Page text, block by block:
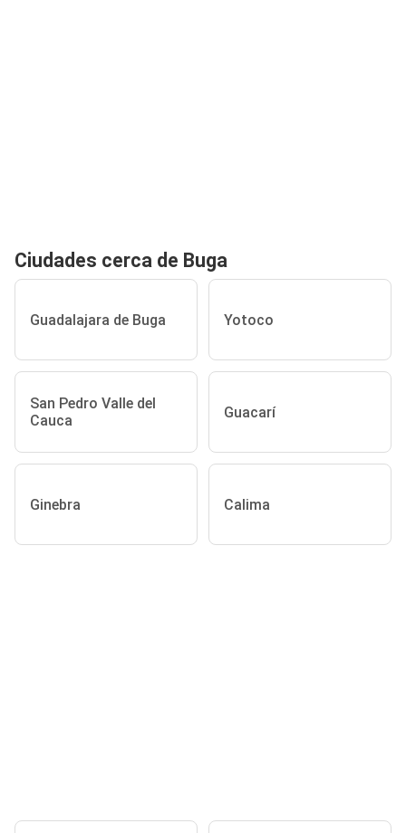
Ciudades cerca de Buga
Guadalajara de Buga Yotoco
San Pedro Valle del
Cauca
Guacarí
Ginebra Calima